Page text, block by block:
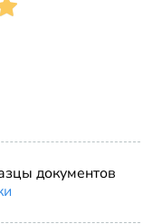
документов